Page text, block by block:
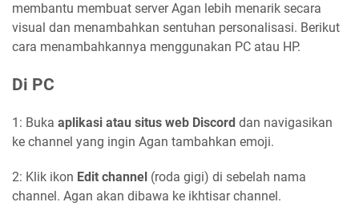
membantu membuat server Agan lebih menarik secara
visual dan menambahkan sentuhan personalisasi. Berikut
cara menambahkannya menggunakan PC atau HP.
Di PC
1: Buka aplikasi atau situs web Discord dan navigasikan
ke channel yang ingin Agan tambahkan emoji.
2: Klik ikon Edit channel (roda gigi) di sebelah nama
channel. Agan akan dibawa ke ikhtisar channel.